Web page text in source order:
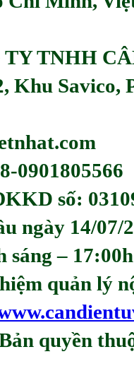
TY TNHH
Khu Savico,
0901805566
số:
ngày 14/07/
sáng –
quản lý
quyền